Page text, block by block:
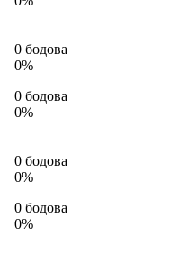
0 бодова
0%
0 бодова
0%
0 бодова
0%
0 бодова
0%